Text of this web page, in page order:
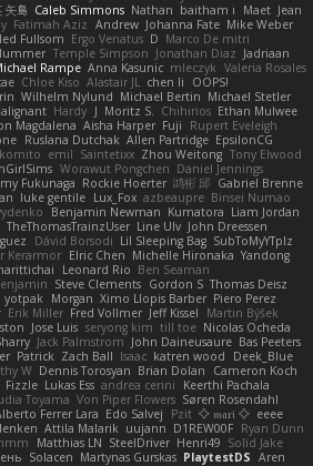
矢島 Caleb Simmons Nathan baitham i Maet Jean
Fatimah Aziz Andrew Johanna Fate Mike Weber
Fullsom Ergo Venatus D Marco De mitri
Temple Simpson Jonathan Diaz Jadriaan
Rampe Anna Kasunic mleczyk Valeria Rosales
Chloe Kiso Alastair JL chen li
OOPS!
Wilhelm Nylund Michael Bertin Michael Stetler
Hardy J Moritz S. Chihirios Ethan Mulwee
Magdalena Aisha Harper Fuji
Rupert Eveleigh
Ruslana Dutchak Allen Partridge EpsilonCG
komito emil Saintetixx Zhou Weitong Tony Elwood
Worawut Pongchen Daniel Jennings
Fukunaga Rockie Hoerter 鸿彬 邱 Gabriel Brenne
luke gentile Lux_Fox azbeaupre Binsei Numao
Benjamin Newman Kumatora Liam Jordan
TheThomasTrainzUser Line Ulv John Dreessen
Dávid Borsodi Lil Sleeping Bag SubToMyYTplz
Kerarmor Elric Chen Michelle Hironaka Yandong
Leonard Rio Ben Seaman
Steve Clements Gordon S Thomas Deisz
yotpak Morgan Ximo Llopis Barber Piero Perez
Erik Miller Fred Vollmer Jeff Kissel
Martin Býšek
Jose Luis seryong kim till toe Nicolas Ocheda
Jack Palmstrom John Daineusaure Bas Peeters
Patrick Zach Ball Isaac katren wood
Deek_Blue
W Dennis Torosyan Brian Dolan
Cameron Koch
Fizzle Lukas Ess andrea cerini
Keerthi Pachala
Toyama Von Piper Flowers Søren Rosendahl
Ferrer Lara Edo Salvej Pzit ✧ 𝔪𝔞𝔯𝔦 ✧ eeee
Attila Malarik uujann D1REW00F Ryan Dunn
Matthias LN SteelDriver Henri49 Solid Jake
Solacen Martynas Gurskas PlaytestDS Aren